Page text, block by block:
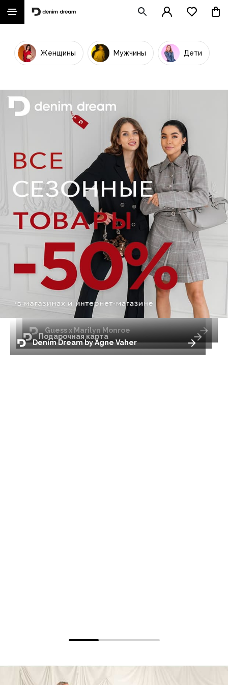
Женщины Мужчины Дети
Denim Dream by Agne Vaher
Подарочная карта
Guess x Marilyn Monroe